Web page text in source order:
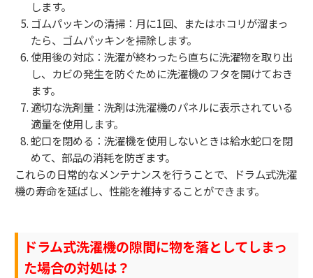
します。
ゴムパッキンの清掃：月に1回、またはホコリが溜まっ
たら、ゴムパッキンを掃除します。
使用後の対応：洗濯が終わったら直ちに洗濯物を取り出
し、カビの発生を防ぐために洗濯機のフタを開けておき
ます。
適切な洗剤量：洗剤は洗濯機のパネルに表示されている
適量を使用します。
蛇口を閉める：洗濯機を使用しないときは給水蛇口を閉
めて、部品の消耗を防ぎます。
これらの日常的なメンテナンスを行うことで、ドラム式洗濯
機の寿命を延ばし、性能を維持することができます。
ドラム式洗濯機の隙間に物を落としてしまっ
た場合の対処は？